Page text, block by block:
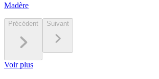
Madère
Précédent Suivant
Voir plus